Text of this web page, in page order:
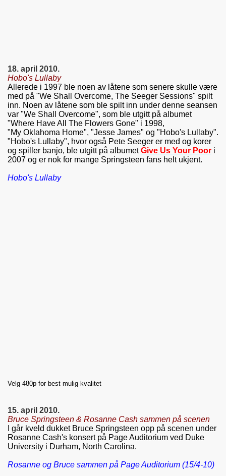
18. april 2010.
Hobo's Lullaby
Allerede i 1997 ble noen av låtene som senere skulle være
med på "We Shall Overcome, The Seeger Sessions" spilt
inn. Noen av låtene som ble spilt inn under denne seansen
var "We Shall Overcome", som ble utgitt på albumet
"Where Have All The Flowers Gone" i 1998,
"My Oklahoma Home", "Jesse James" og "Hobo's Lullaby".
"Hobo's Lullaby", hvor også Pete Seeger er med og korer
og spiller banjo, ble utgitt på albumetGive Us Your Poor i
2007 og er nok for mange Springsteen fans helt ukjent.
Hobo's Lullaby
Velg 480p for best mulig kvalitet
15. april 2010.
Bruce Springsteen & Rosanne Cash sammen på scenen
I går kveld dukket Bruce Springsteen opp på scenen under
Rosanne Cash's konsert på Page Auditorium ved Duke
University i Durham, North Carolina.
Rosanne og Bruce sammen på Page Auditorium (15/4-10)